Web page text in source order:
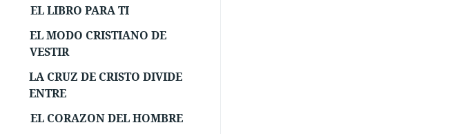
EL LIBRO PARA TI
EL MODO CRISTIANO DE
VESTIR
LA CRUZ DE CRISTO DIVIDE
ENTRE
EL CORAZON DEL HOMBRE